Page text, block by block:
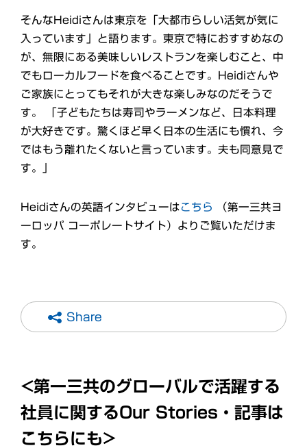
そんなHeidiさんは東京を「大都市らしい活気が気に
入っています」と語ります。東京で特におすすめなの
が、無限にある美味しいレストランを楽しむこと、中
でもローカルフードを食べることです。Heidiさんや
ご家族にとってもそれが大きな楽しみなのだそうで
す。 「子どもたちは寿司やラーメンなど、日本料理
が大好きです。驚くほど早く日本の生活にも慣れ、今
ではもう離れたくないと言っています。夫も同意見で
す。」
Heidiさんの英語インタビューはこちら
（第一三共ヨ
ーロッパ コーポレートサイト）よりご覧いただけま
す。
Share
<第一三共のグローバルで活躍する
社員に関するOur Stories・記事は
こちらにも>